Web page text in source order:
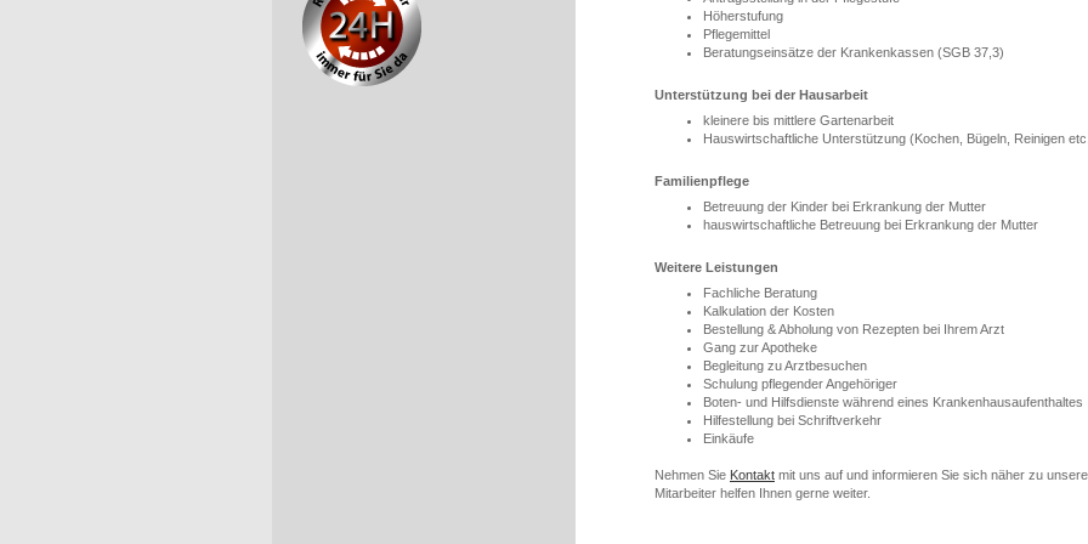
Höherstufung
Pflegemittel
Beratungseinsätze der Krankenkassen (SGB 37,3)
Unterstützung bei der Hausarbeit
kleinere bis mittlere Gartenarbeit
Hauswirtschaftliche Unterstützung (Kochen, Bügeln, Reinigen
Familienpflege
Betreuung der Kinder bei Erkrankung der Mutter
hauswirtschaftliche Betreuung bei Erkrankung der Mutter
Weitere Leistungen
Fachliche Beratung
Kalkulation der Kosten
Bestellung & Abholung von Rezepten bei Ihrem Arzt
Gang zur Apotheke
Begleitung zu Arztbesuchen
Schulung pflegender Angehöriger
Boten- und Hilfsdienste während eines Krankenhausaufenthaltes
Hilfestellung bei Schriftverkehr
Einkäufe
Nehmen Sie Kontakt mit uns auf und informieren Sie sich näher zu
Mitarbeiter helfen Ihnen gerne weiter.